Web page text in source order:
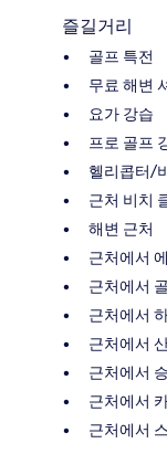
즐길거리
골프 특전
무료 해변
요가 강습
프로 골프
헬리콥터/
근처 비치
해변 근처
근처에서
근처에서
근처에서
근처에서
근처에서
근처에서
근처에서